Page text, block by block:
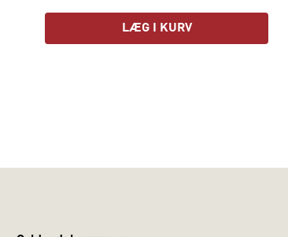
LÆG I KURV